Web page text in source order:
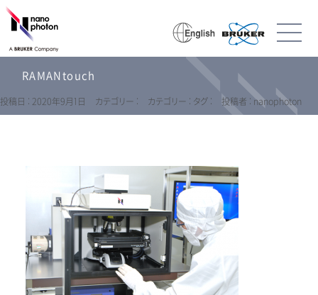
RAMANtouch
投稿日 : 2020年9月1日 カテゴリー : カテゴリー : タグ : 投稿者 : nanophoton